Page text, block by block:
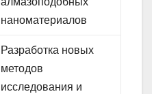
наноматериалов
Разработка новых
методов
исследования и